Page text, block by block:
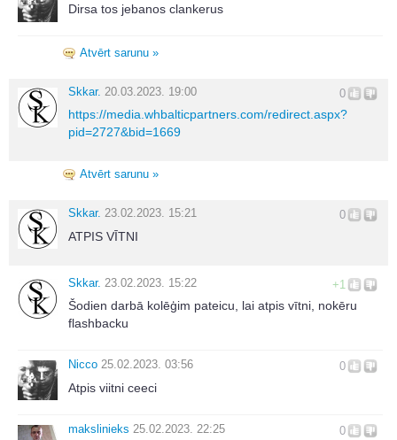
Dirsa tos jebanos clankerus
Atvērt sarunu »
0
Skkar. 20.03.2023. 19:00
https://media.whbalticpartners.com/redirect.aspx?
pid=2727&bid=1669
Atvērt sarunu »
0
Skkar. 23.02.2023. 15:21
ATPIS VĪTNI
+1
Skkar. 23.02.2023. 15:22
Šodien darbā kolēģim pateicu, lai atpis vītni, nokēru
flashbacku
0
Nicco 25.02.2023. 03:56
Atpis viitni ceeci
0
makslinieks 25.02.2023. 22:25